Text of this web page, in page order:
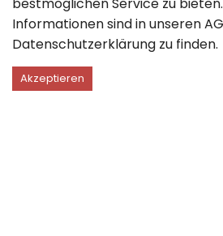
Informationen sind in unseren
Datenschutzerklärung zu finden.
Akzeptieren